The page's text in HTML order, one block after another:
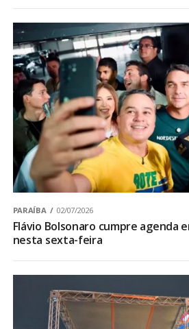
PARAÍBA 02/07/2026
Flávio Bolsonaro cumpre agenda
nesta sexta-feira